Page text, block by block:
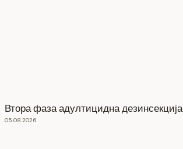
Втора фаза адултицидна дезинсекција
05.08.2026